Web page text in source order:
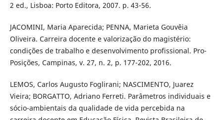
2 ed., Lisboa: Porto Editora, 2007. p. 43-56.
JACOMINI, Maria Aparecida; PENNA, Marieta Gouvêia
Oliveira. Carreira docente e valorização do magistério:
condições de trabalho e desenvolvimento profissional. Pro-
Posições, Campinas, v. 27, n. 2, p. 177-202, 2016.
LEMOS, Carlos Augusto Foglirani; NASCIMENTO, Juarez
Vieira; BORGATTO, Adriano Ferreti. Parâmetros individuais e
sócio-ambientais da qualidade de vida percebida na